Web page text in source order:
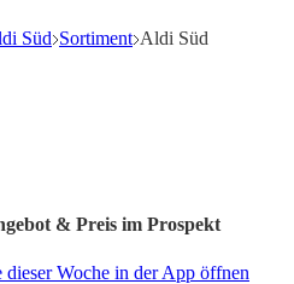
Süd Sortiment Aldi Süd
& Preis im Prospekt
Woche in der App öffnen